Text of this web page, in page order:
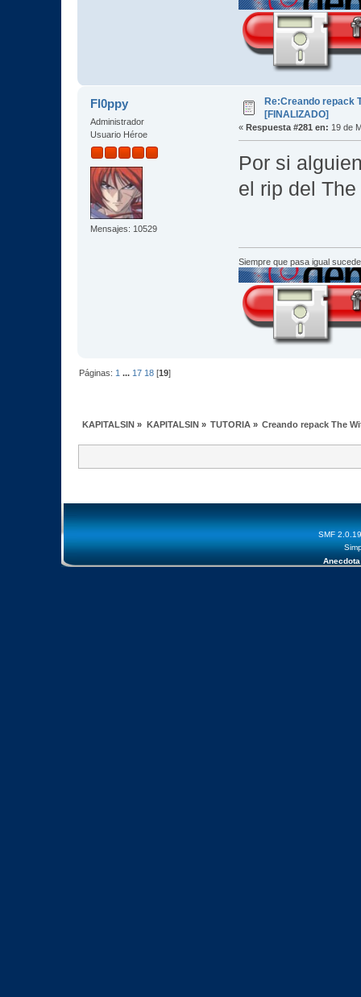
Fl0ppy
Administrador
Usuario Héroe
Mensajes: 10529
Re:Creando repack
[FINALIZADO]
« Respuesta #281 en: 19 de
Por si
el rip del
Siempre que pasa igual
Páginas: 1 ... 17 18 [19]
KAPITALSIN » KAPITALSIN» TUTORIA» Creando repack The
SMF 2.0.19
Anecdota